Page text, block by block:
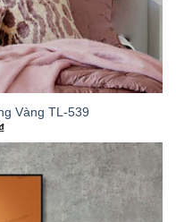
Vàng TL-539